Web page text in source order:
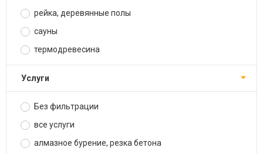
рейка, деревянные полы
сауны
термодревесина
услуги
Без фильтрации
все услуги
алмазное бурение, резка бетона